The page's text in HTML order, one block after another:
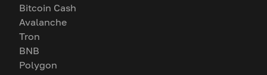
Bitcoin Cash
Avalanche
Tron
BNB
Polygon